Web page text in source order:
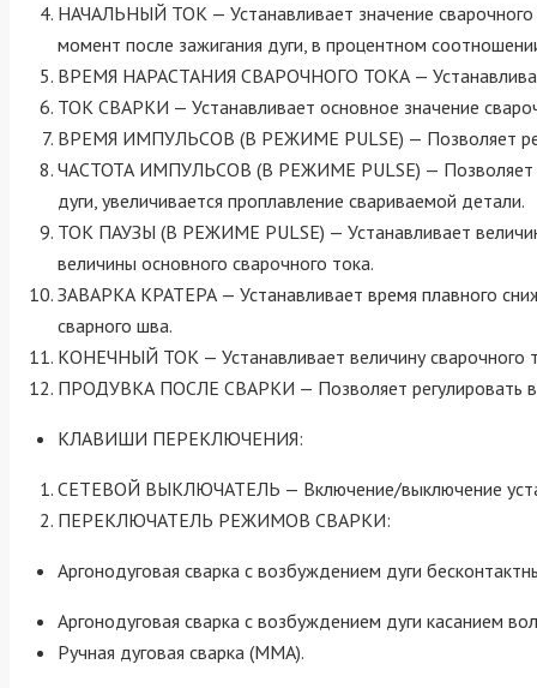
НАЧАЛЬНЫЙ ТОК — Устанавливает значение сварочного
момент после зажигания дуги, в процентном
ВРЕМЯ НАРАСТАНИЯ СВАРОЧНОГО ТОКА —
ТОК СВАРКИ — Устанавливает основное значение
ВРЕМЯ ИМПУЛЬСОВ (В РЕЖИМЕ PULSE) — Позволяет
ЧАСТОТА ИМПУЛЬСОВ (В РЕЖИМЕ PULSE) — Позволяет
дуги, увеличивается проплавление свариваемой детали.
ТОК ПАУЗЫ (В РЕЖИМЕ PULSE) — Устанавливает
величины основного сварочного тока.
ЗАВАРКА КРАТЕРА — Устанавливает время плавного
сварного шва.
КОНЕЧНЫЙ ТОК — Устанавливает величину сварочного
ПРОДУВКА ПОСЛЕ СВАРКИ — Позволяет регулировать
КЛАВИШИ ПЕРЕКЛЮЧЕНИЯ:
СЕТЕВОЙ ВЫКЛЮЧАТЕЛЬ — Включение/выключение
ПЕРЕКЛЮЧАТЕЛЬ РЕЖИМОВ СВАРКИ:
Аргонодуговая сварка с возбуждением дуги
Аргонодуговая сварка с возбуждением дуги касанием
Ручная дуговая сварка (ММА).